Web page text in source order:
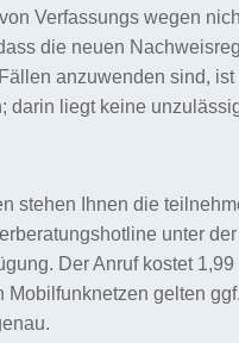
Verfassungs wegen
die neuen
anzuwenden sind, ist
darin liegt keine
stehen Ihnen die
unter
Der Anruf kostet
Mobilfunknetzen gelten